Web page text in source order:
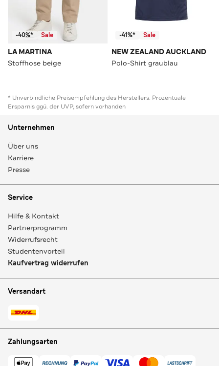
-40%* Sale
LA MARTINA
Stoffhose beige
-41%* Sale
NEW ZEALAND AUCKLAND
Polo-Shirt graublau
* Unverbindliche Preisempfehlung des Herstellers. Prozentuale
Ersparnis ggü. der UVP, sofern vorhanden
Unternehmen
Über uns
Karriere
Presse
Service
Hilfe & Kontakt
Partnerprogramm
Widerrufsrecht
Studentenvorteil
Kaufvertrag widerrufen
Versandart
Zahlungsarten